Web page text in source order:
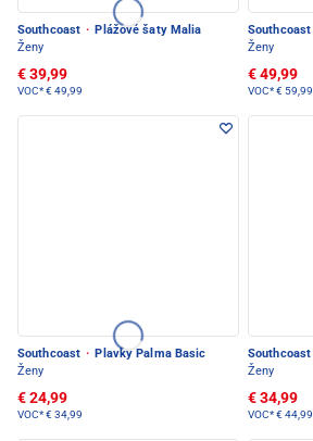
Southcoast · Plážové šaty Malia
Ženy
€ 39,99
VOC*€ 49,99
Southcoast
Ženy
€ 49,99
VOC*€ 59,99
Southcoast · Plavky Palma Basic
Ženy
€ 24,99
VOC*€ 34,99
Southcoast
Ženy
€ 34,99
VOC*€ 44,99